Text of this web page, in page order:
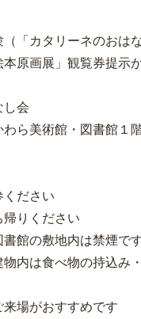
（「カタリーネのお
原画展」観覧券提示が
会
ら美術館・図書館１階
ください
帰りください
書館の敷地内は禁煙で
物内は食べ物の持込み
来場がおすすめです